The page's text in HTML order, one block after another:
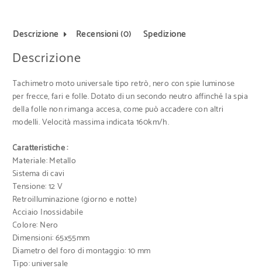
Descrizione Recensioni (0) Spedizione
Descrizione
Tachimetro moto universale tipo retrò, nero con spie luminose
per frecce, fari e folle. Dotato di un secondo neutro affinché la spia
della folle non rimanga accesa, come può accadere con altri
modelli. Velocità massima indicata 160km/h.
Caratteristiche :
Materiale: Metallo
Sistema di cavi
Tensione: 12 V
Retroilluminazione (giorno e notte)
Acciaio Inossidabile
Colore: Nero
Dimensioni: 65x55mm
Diametro del foro di montaggio: 10 mm
Tipo: universale